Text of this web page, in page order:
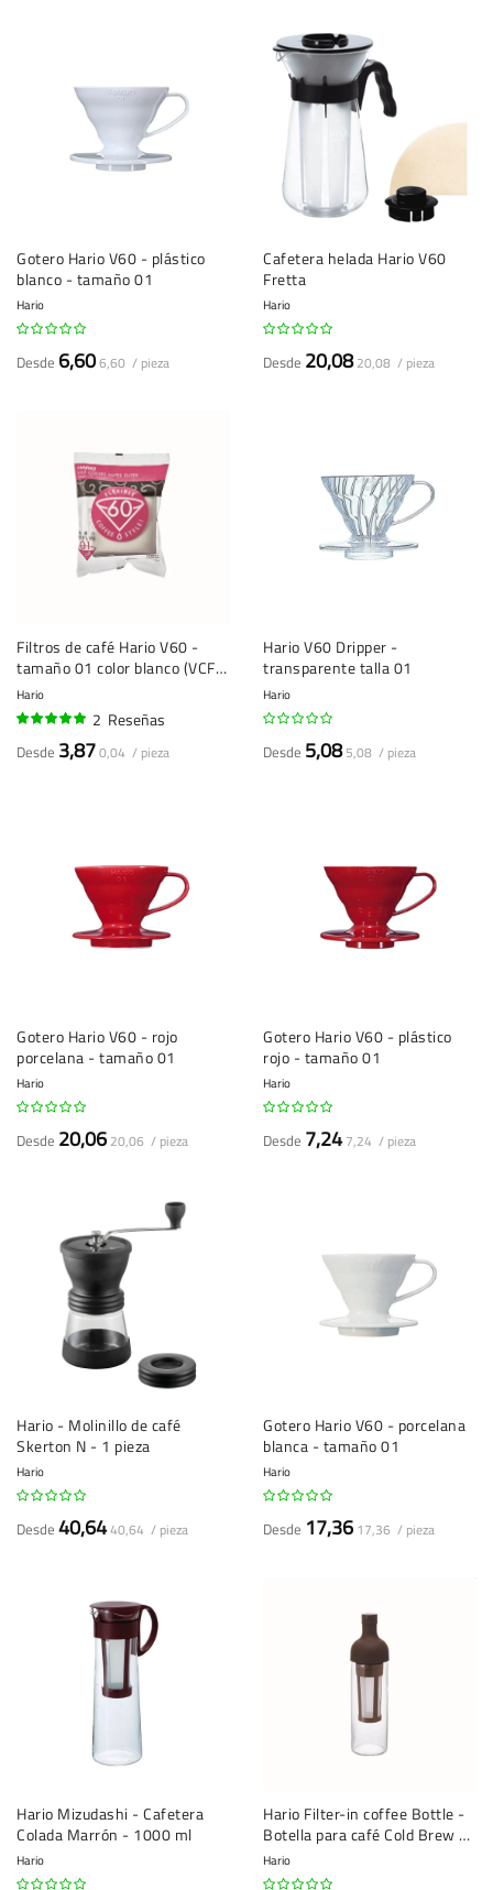
Gotero Hario V60 - plástico
blanco - tamaño 01
Hario
Desde 6,606,60 / pieza
Cafetera helada Hario V60
Fretta
Hario
Desde 20,08 20,08 / pieza
Filtros de café Hario V60 -
tamaño 01 color blanco (VCF-
01-100W) - 100 unidades
Hario
2 Reseñas
Desde 3,870,04 / pieza
Hario V60 Dripper -
transparente talla 01
Hario
Desde 5,08 5,08 / pieza
Gotero Hario V60 - rojo
porcelana - tamaño 01
Hario
Desde 20,06 20,06 / pieza
Gotero Hario V60 - plástico
rojo - tamaño 01
Hario
Desde 7,24 7,24 / pieza
Hario - Molinillo de café
Skerton N - 1 pieza
Hario
Desde 40,6440,64 / pieza
Gotero Hario V60 - porcelana
blanca - tamaño 01
Hario
Desde 17,36 17,36 / pieza
Hario Mizudashi - Cafetera
Colada Marrón - 1000 ml
Hario
Hario Filter-in coffee Bottle -
Botella para café Cold Brew -
750 ml
Hario